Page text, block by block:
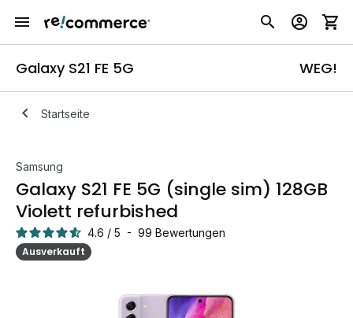
Galaxy S21 FE 5G WEG!
Startseite
Samsung
Galaxy S21 FE 5G (single sim) 128GB
Violett refurbished
4.6 / 5 - 99 Bewertungen
Ausverkauft